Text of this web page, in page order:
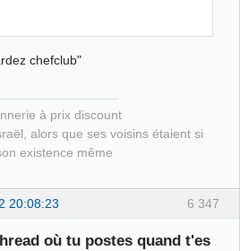
chefclub"
à prix discount
alors que ses voisins étaient si
existence même
6 347
20:08:23
où tu postes quand t'es